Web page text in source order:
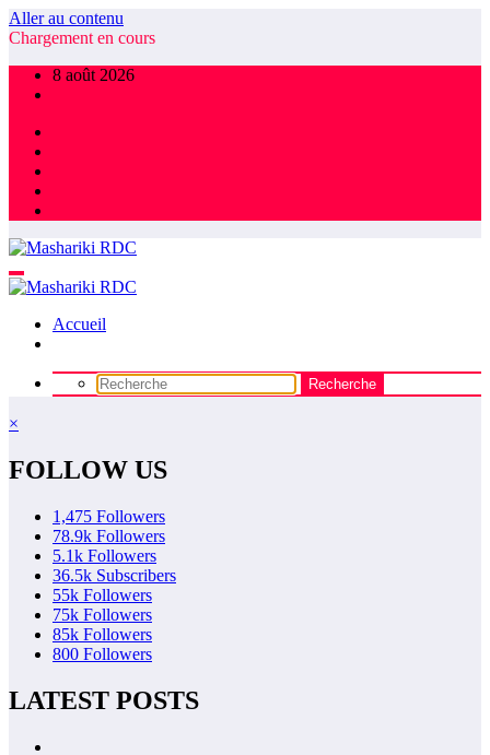
Aller au contenu
Chargement en cours
8 août 2026
Accueil
×
FOLLOW US
1,475 Followers
78.9k Followers
5.1k Followers
36.5k Subscribers
55k Followers
75k Followers
85k Followers
800 Followers
LATEST POSTS